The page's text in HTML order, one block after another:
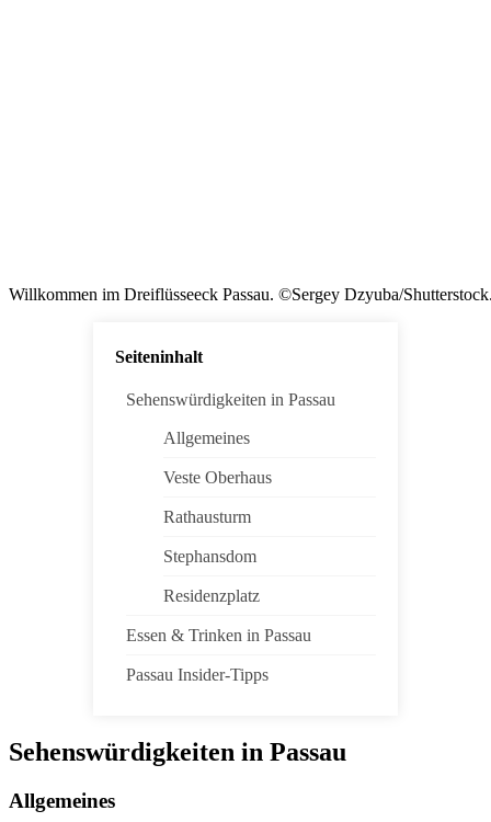
Willkommen im Dreiflüsseeck Passau. ©Sergey Dzyuba/
Seiteninhalt
Sehenswürdigkeiten in Passau
Allgemeines
Veste Oberhaus
Rathausturm
Stephansdom
Residenzplatz
Essen & Trinken in Passau
Passau Insider-Tipps
Sehenswürdigkeiten in Passau
Allgemeines